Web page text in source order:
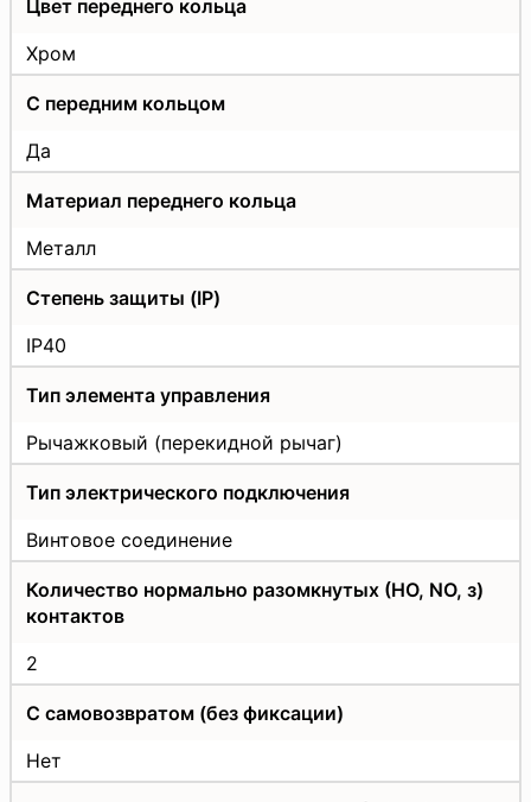
Цвет переднего кольца
Хром
С передним кольцом
Да
Материал переднего кольца
Металл
Степень защиты (IP)
IP40
Тип элемента управления
Рычажковый (перекидной рычаг)
Тип электрического подключения
Винтовое соединение
Количество нормально разомкнутых (НО, NO, з)
контактов
2
С самовозвратом (без фиксации)
Нет